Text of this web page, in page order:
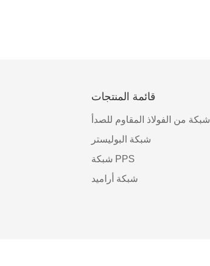
قائمة المنتجات
شبكة من الفولاذ المقاوم للصدأ
شبكة البوليستر
شبكة PPS
شبكة أراميد